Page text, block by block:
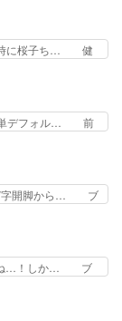
寅さんワロタ。
探索ゲームにハ
共似… 桜子のお
の… 冷蔵庫って
な… 最高酒クズ女
… 後半はまさかの
公園で缶ビール
んの成長が恐ろ
時に桜子ち… 健
医療・治療… ア
づけたらス…
か。桜子さ… 前
。彼女が出… モブ
なく…… 桜子がム
今… 桜子は頭が
…
単デフォル… 前
いて、… 竹は縦
ど横… いやー、
ウザ… ストローベ
前半､昔話を園
タイの元ネタ
は天空橋部長の
V字開脚から… ブ
った… ムームー
し… いつもエン
の… タンクレスト
… どちらも人のデ
作品のたち汚れ
ね…！しか… ブ
っ… 俺もＵＳＢ
USB-Aの装着す